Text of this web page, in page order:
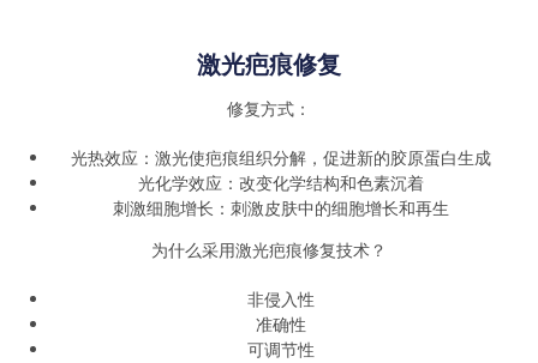
激光疤痕修复
修复方式：
光热效应：激光使疤痕组织分解，促进新的胶原蛋白生成
光化学效应：改变化学结构和色素沉着
刺激细胞增长：刺激皮肤中的细胞增长和再生
为什么采用激光疤痕修复技术？
非侵入性
准确性
可调节性